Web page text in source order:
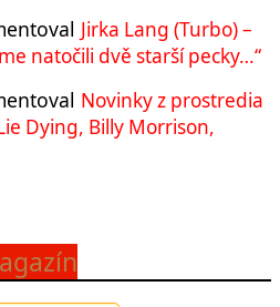
Jirka Lang (Turbo) –
natočili dvě starší pecky…“
Novinky z prostredia
Dying, Billy Morrison,